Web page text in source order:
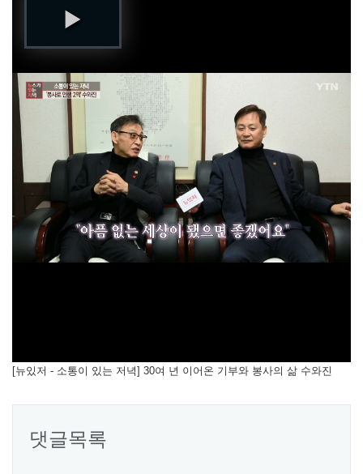
[뉴있저 - 소통이 있는 저녁] 30여 년 이어온 기부와 봉사의 삶 수와진
댓글목록